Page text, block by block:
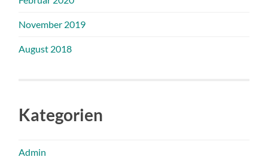
November 2019
August 2018
Kategorien
Admin